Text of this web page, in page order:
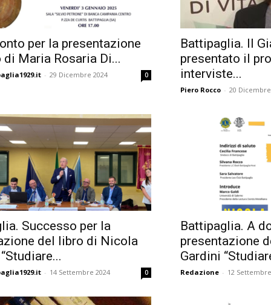
per la presentazione
Maria Rosaria Di...
- 29 Dicembre 2024 0
Battipaglia. Il
presentato il
interviste...
Piero Rocco - 20
Successo per la
del libro di Nicola
- 14 Settembre 2024 0
Battipaglia. A
presentazione
Gardini
Redazione - 12